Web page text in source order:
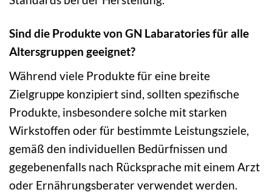
Sind die Produkte von GN Labaratories für alle
Altersgruppen geeignet?
Während viele Produkte für eine breite
Zielgruppe konzipiert sind, sollten spezifische
Produkte, insbesondere solche mit starken
Wirkstoffen oder für bestimmte Leistungsziele,
gemäß den individuellen Bedürfnissen und
gegebenenfalls nach Rücksprache mit einem Arzt
oder Ernährungsberater verwendet werden.